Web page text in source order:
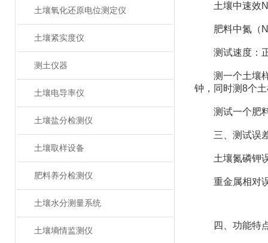
土壤氧化还原电位测定仪
土壤紧实度仪
测土仪器
土壤电导率仪
土壤盐分检测仪
土壤取样设备
肥料养分检测仪
土壤水分测量系统
土壤墒情监测仪
土壤中速效N
肥料中氮（N
测试速度：正
测一个土壤样
钟，同时测8个
测试一个肥料
三、测试误
土壤氮磷钾误
重金属相对误
四、功能特